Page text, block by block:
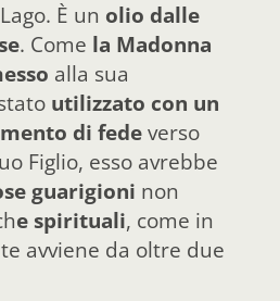
È un olio dalle
. Come la Madonna
alla sua
utilizzato con un
di fede verso
Figlio, esso avrebbe
guarigioni non
e spirituali, come in
avviene da oltre due